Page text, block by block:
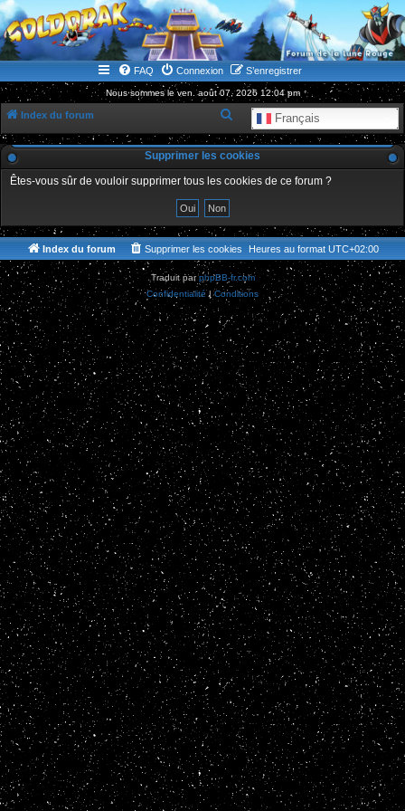
WWW.GOLDORAKGO.COM
le site de la Lune Rouge
FAQ Connexion S’enregistrer
Nous sommes le ven. août 07, 2026 12:04 pm
Index du forum Français
e
c
h
h
e
r
Supprimer les cookies
Êtes-vous sûr de vouloir supprimer tous les cookies de ce forum ?
Index du forum Heures au format UTC+02:00
Supprimer les cookies
Traduit parphpBB-fr.com
Confidentialité|Conditions